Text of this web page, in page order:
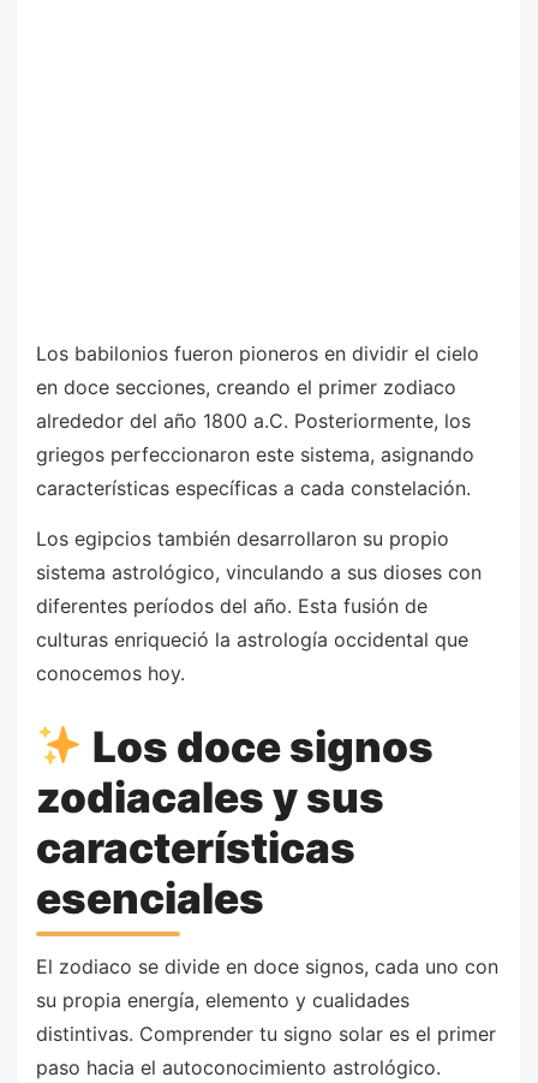
Los babilonios fueron pioneros en dividir el cielo
en doce secciones, creando el primer zodiaco
alrededor del año 1800 a.C. Posteriormente, los
griegos perfeccionaron este sistema, asignando
características específicas a cada constelación.
Los egipcios también desarrollaron su propio
sistema astrológico, vinculando a sus dioses con
diferentes períodos del año. Esta fusión de
culturas enriqueció la astrología occidental que
conocemos hoy.
Los doce signos
zodiacales y sus
características
esenciales
El zodiaco se divide en doce signos, cada uno con
su propia energía, elemento y cualidades
distintivas. Comprender tu signo solar es el primer
paso hacia el autoconocimiento astrológico.